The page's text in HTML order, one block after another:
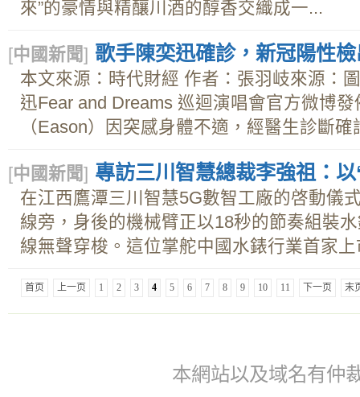
來”的豪情與精釀川酒的醇香交織成一...
[中國新聞] 歌手陳奕迅確診，新冠陽性
本文來源：時代財經 作者：張羽岐來源：
迅Fear and Dreams 巡迴演唱會官方微博
（Eason）因突感身體不適，經醫生診斷
[中國新聞] 專訪三川智慧總裁李強祖：
在江西鷹潭三川智慧5G數智工廠的啓動儀
線旁，身後的機械臂正以18秒的節奏組裝
線無聲穿梭。這位掌舵中國水錶行業首家
首页 上一页 1 2 3 4 5 6 7 8 9 10 11 下一页 末
本網站以及域名有仲